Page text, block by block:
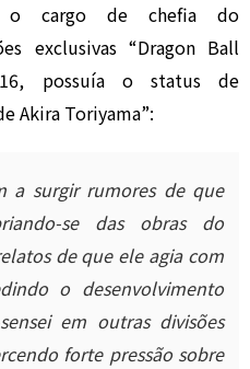
o cargo de chefia do
exclusivas “Dragon Ball
possuía o status de
Akira Toriyama”:
a surgir rumores de que
se das obras do
de que ele agia com
o desenvolvimento
em outras divisões
forte pressão sobre